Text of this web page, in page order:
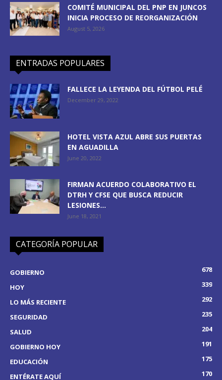
COMITÉ MUNICIPAL DEL PNP EN JUNCOS
INICIA PROCESO DE REORGANIZACIÓN
August 5, 2026
ENTRADAS POPULARES
FALLECE LA LEYENDA DEL FÚTBOL PELÉ
December 29, 2022
HOTEL VISTA AZUL ABRE SUS PUERTAS
EN AGUADILLA
June 20, 2022
FIRMAN ACUERDO COLABORATIVO EL
DTRH Y CFSE QUE BUSCA REDUCIR
LESIONES...
June 18, 2021
CATEGORÍA POPULAR
GOBIERNO
678
HOY
339
LO MÁS RECIENTE
292
SEGURIDAD
235
SALUD
204
GOBIERNO HOY
191
EDUCACIÓN
175
ENTÉRATE AQUÍ
170